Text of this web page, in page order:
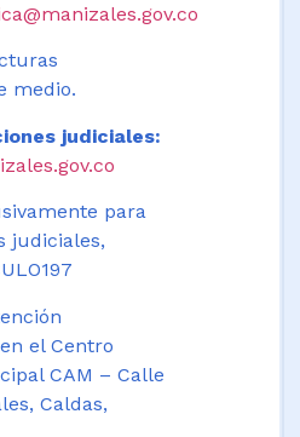
medio.
judiciales:
para
judiciales,
el Centro
CAM – Calle
Caldas,